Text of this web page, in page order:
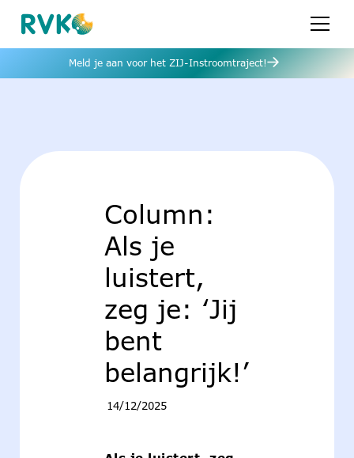
Meld je aan voor het ZIJ-Instroomtraject!
Column:
Als je
luistert,
zeg je: ‘Jij
bent
belangrijk!’
14/12/2025